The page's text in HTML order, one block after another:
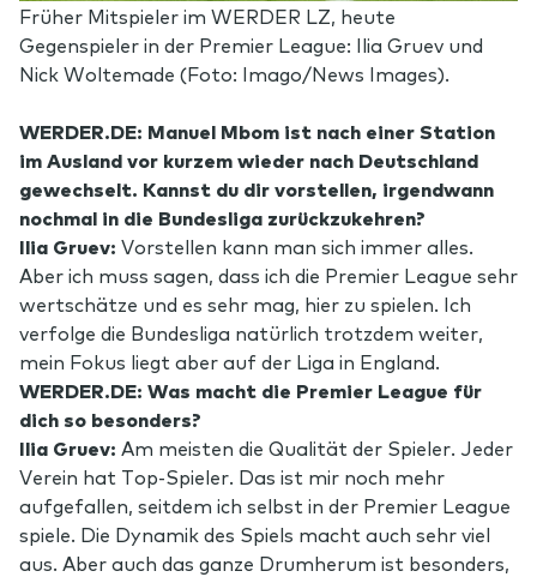
Früher Mitspieler im WERDER LZ, heute
Gegenspieler in der Premier League: Ilia Gruev und
Nick Woltemade (Foto: Imago/News Images).
WERDER.DE: Manuel Mbom ist nach einer Station
im Ausland vor kurzem wieder nach Deutschland
gewechselt. Kannst du dir vorstellen, irgendwann
nochmal in die Bundesliga zurückzukehren?
Ilia Gruev: Vorstellen kann man sich immer alles.
Aber ich muss sagen, dass ich die Premier League sehr
wertschätze und es sehr mag, hier zu spielen. Ich
verfolge die Bundesliga natürlich trotzdem weiter,
mein Fokus liegt aber auf der Liga in England.
WERDER.DE: Was macht die Premier League für
dich so besonders?
Ilia Gruev: Am meisten die Qualität der Spieler. Jeder
Verein hat Top-Spieler. Das ist mir noch mehr
aufgefallen, seitdem ich selbst in der Premier League
spiele. Die Dynamik des Spiels macht auch sehr viel
aus. Aber auch das ganze Drumherum ist besonders,